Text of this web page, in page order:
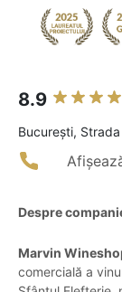
8.9
Bucureşti,
Despre
Marvin
comercială a